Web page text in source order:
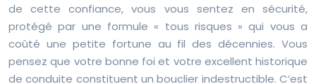
de cette confiance, vous vous sentez en sécurité,
protégé par une formule « tous risques » qui vous a
coûté une petite fortune au fil des décennies. Vous
pensez que votre bonne foi et votre excellent historique
de conduite constituent un bouclier indestructible. C’est